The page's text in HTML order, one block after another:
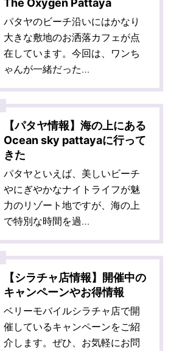
The Oxygen Pattaya
パタヤのビーチ沿いにはかなり
大きな敷地のお洒落カフェが点
在しています。今回は、ワンち
ゃんが一緒だった…
【パタヤ情報】海の上にある
Ocean sky pattayaに行って
きた
パタヤといえば、美しいビーチ
やにぎやかなナイトライフが魅
力のリゾート地ですが、海の上
で特別な時間を過…
【シラチャ店情報】開催中の
キャンペーンやお得情報
ベリーモバイルシラチャ店で開
催しているキャンペーンをご紹
介します。ぜひ、お気軽にお問